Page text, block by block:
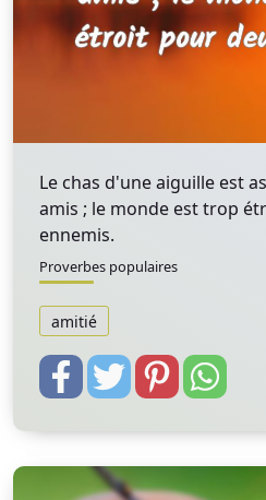
Le chas d'une aiguille est
amis ; le monde est trop
ennemis.
Proverbes populaires
amitié